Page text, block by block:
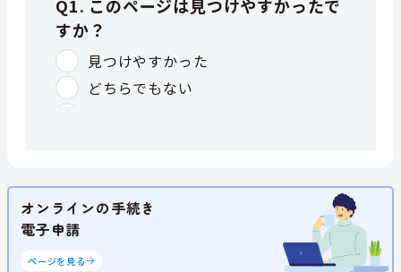
オンラインの手続き
電子申請
ページを見る